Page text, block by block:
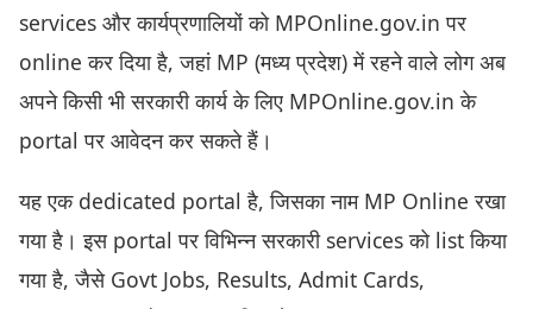
services और कार्यप्रणालियों को MPOnline.gov.in पर
online कर दिया है, जहां MP (मध्य प्रदेश) में रहने वाले लोग अब
अपने किसी भी सरकारी कार्य के लिए MPOnline.gov.in के
portal पर आवेदन कर सकते हैं।
यह एक dedicated portal है, जिसका नाम MP Online रखा
गया है। इस portal पर विभिन्न सरकारी services को list किया
गया है, जैसे Govt Jobs, Results, Admit Cards,